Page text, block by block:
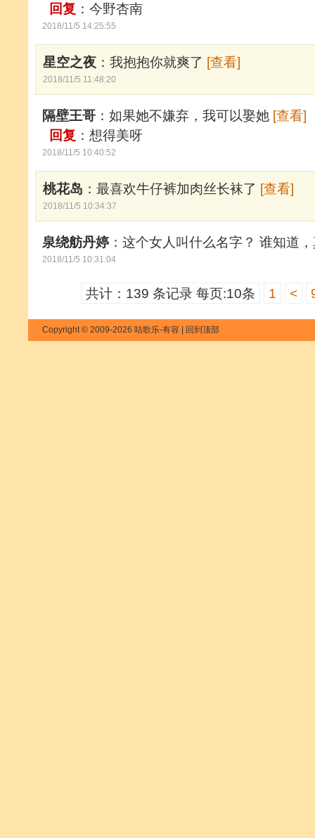
回复 ：今野杏南
2018/11/5 14:25:55
星空之夜 ：我抱抱你就爽了 [查看]
2018/11/5 11:48:20
隔壁王哥 ：如果她不嫌弃，我可以娶她 [查看]
回复 ：想得美呀
2018/11/5 10:40:52
桃花岛 ：最喜欢牛仔裤加肉丝长袜了 [查看]
2018/11/5 10:34:37
泉绕舫丹婷 ：这个女人叫什么名字？ 谁知道
2018/11/5 10:31:04
共计：139 条记录 每页:10条 1 <
Copyright © 2009-2026 咕歌乐-有容 | 回到顶部